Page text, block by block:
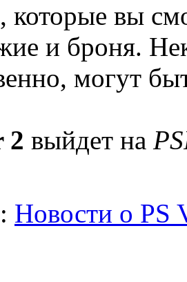
вы
и броня.
могут
2 выйдет на
Новости о PS